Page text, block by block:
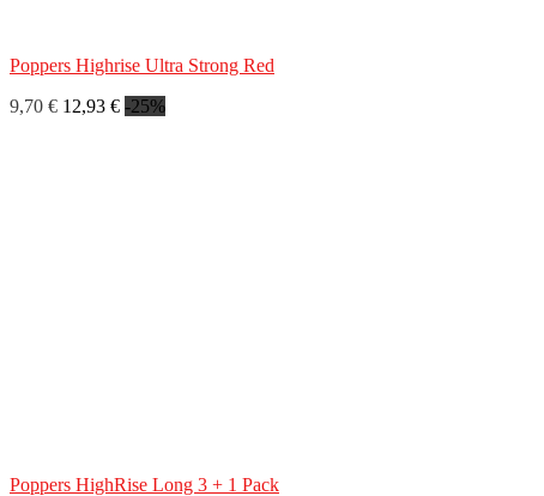
Poppers Highrise Ultra Strong Red
9,70 € 12,93 € -25%
Poppers HighRise Long 3 + 1 Pack